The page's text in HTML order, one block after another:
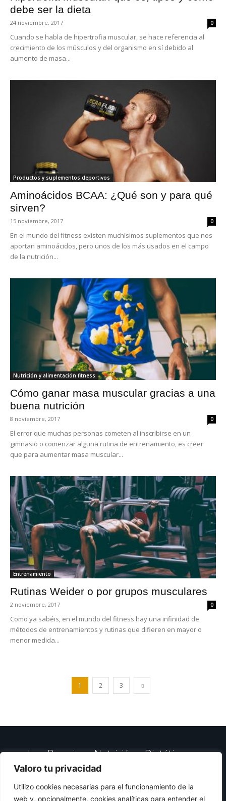
Valoro tu privacidad
Utilizo cookies necesarias para el funcionamiento de la
web y, opcionalmente, cookies analíticas para entender el
debe ser la dieta
24 noviembre, 2017 0
Cuando se habla de hipertrofia muscular, se hace referencia al
crecimiento de los músculos y del organismo en sí debido al
aumento de masa...
Productos y suplementos deportivos
Aminoácidos BCAA: ¿Qué son y para qué
sirven?
15 noviembre, 2017 0
En el mundo del fitness existen muchísimos suplementos que nos
aportan aminoácidos, pero unos de los más usados en el campo
de la nutrición...
Nutrición y alimentación fitness
Cómo ganar masa muscular gracias a una
buena nutrición
8 noviembre, 2017 0
El error que muchas personas cometen al inscribirse en un
gimnasio o comenzar alguna rutina de entrenamiento, es creer
que para aumentar masa muscular...
Entrenamiento
Rutinas Weider o por grupos musculares
2 noviembre, 2017 0
Como ya sabéis, en el mundo del fitness hay una infinidad de
métodos de entrenamientos y rutinas que difieren en mayor o
menor medida...
1 2 3
Igor Barreiro – Nutrición y Dietética en
Zaragoza
✉️ consulta@igorbarreiro.es